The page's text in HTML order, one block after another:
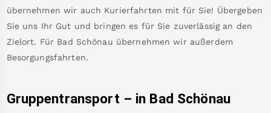
übernehmen wir auch Kurierfahrten mit für Sie! Übergeben
Sie uns Ihr Gut und bringen es für Sie zuverlässig an den
Zielort. Für Bad Schönau übernehmen wir außerdem
Besorgungsfahrten.
Gruppentransport – in Bad Schönau